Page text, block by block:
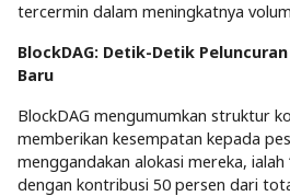
tercermin dalam meningkatnya
BlockDAG: Detik-Detik
Baru
BlockDAG mengumumkan struktur
memberikan kesempatan kepada
menggandakan alokasi mereka, ialah
dengan kontribusi 50 persen dari